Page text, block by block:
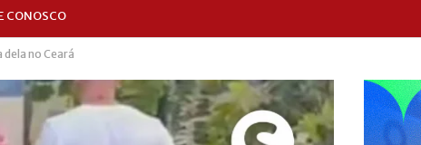
CONOSCO
no Ceará